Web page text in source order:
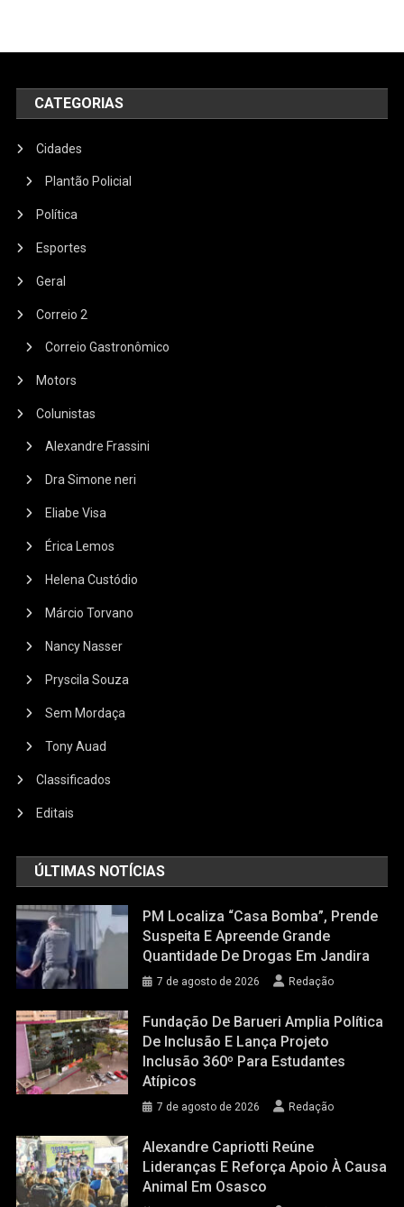
CATEGORIAS
Cidades
Plantão Policial
Política
Esportes
Geral
Correio 2
Correio Gastronômico
Motors
Colunistas
Alexandre Frassini
Dra Simone neri
Eliabe Visa
Érica Lemos
Helena Custódio
Márcio Torvano
Nancy Nasser
Pryscila Souza
Sem Mordaça
Tony Auad
Classificados
Editais
ÚLTIMAS NOTÍCIAS
PM Localiza “casa Bomba”, Prende
Suspeita E Apreende Grande
Quantidade De Drogas Em Jandira
7 de agosto de 2026 Redação
Fundação De Barueri Amplia Política
De Inclusão E Lança Projeto
Inclusão 360º Para Estudantes
Atípicos
7 de agosto de 2026 Redação
Alexandre Capriotti Reúne
Lideranças E Reforça Apoio À Causa
Animal Em Osasco